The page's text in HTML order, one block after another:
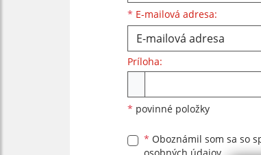
* E-mailová adresa:
Príloha:
* povinné položky
* Oboznámil som sa so